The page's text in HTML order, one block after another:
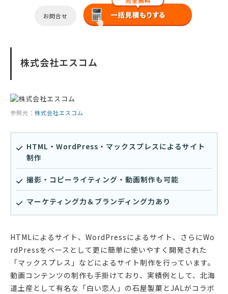
お問合せ
株式会社エスコム
参照元： 株式会社エスコム
HTML・WordPress・マックスプレスによるサイト
制作
撮影・コピーライティング・動画制作も可能
マーケティング力＆ブランディング力あり
HTMLによるサイト、WordPressによるサイト、さらにWo
rdPressをベースとして更に簡単に使いやすく開発された
「マックスプレス」などによるサイト制作を行っています。
動画コンテンツの制作も手掛けており、実績例として、北海
道土産として有名な「白い恋人」の石屋製菓とJALがコラボ